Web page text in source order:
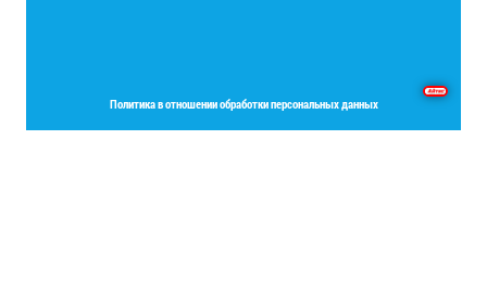
Политика в отношении обработки персональных данных